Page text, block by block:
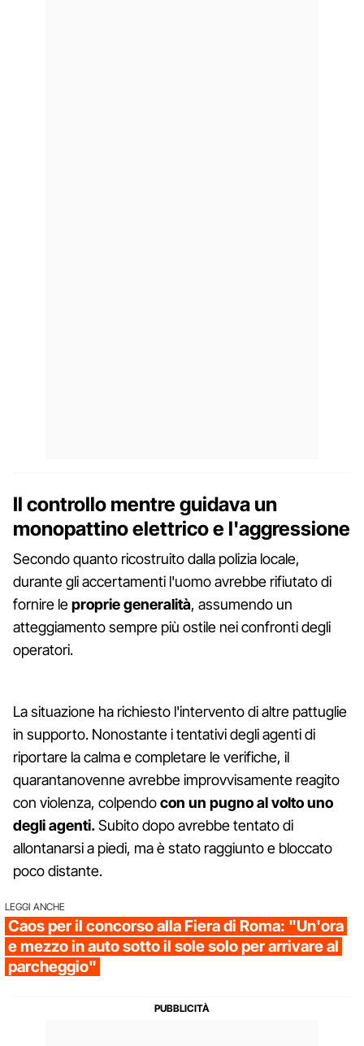
Il controllo mentre guidava un
monopattino elettrico e l'aggressione
Secondo quanto ricostruito dalla polizia locale,
durante gli accertamenti l'uomo avrebbe rifiutato di
fornire leproprie generalità, assumendo un
atteggiamento sempre più ostile nei confronti degli
operatori.
La situazione ha richiesto l'intervento di altre pattuglie
in supporto. Nonostante i tentativi degli agenti di
riportare la calma e completare le verifiche, il
quarantanovenne avrebbe improvvisamente reagito
con violenza, colpendocon un pugno al volto uno
degli agenti.Subito dopo avrebbe tentato di
allontanarsi a piedi, ma è stato raggiunto e bloccato
poco distante.
LEGGI ANCHE
Caos per il concorso alla Fiera di Roma: "Un'ora
e mezzo in auto sotto il sole solo per arrivare al
parcheggio"